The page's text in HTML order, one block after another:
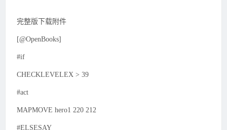
完整版下载附件
[@OpenBooks]
#if
CHECKLEVELEX > 39
#act
MAPMOVE hero1 220 212
#ELSESAY